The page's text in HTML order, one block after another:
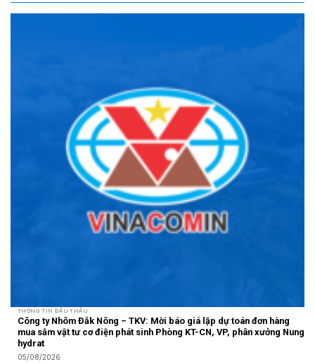
THÔNG TIN ĐẤU THẦU
Công ty Nhôm Đắk Nông – TKV: Mời báo giá lập dự toán đơn hàng
mua sắm vật tư cơ điện phát sinh Phòng KT-CN, VP, phân xưởng Nung
hydrat
05/08/2026